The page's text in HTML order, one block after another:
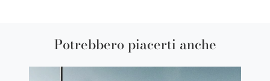
Potrebbero piacerti anche